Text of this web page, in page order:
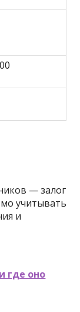
— залог
учитывать
и
где оно